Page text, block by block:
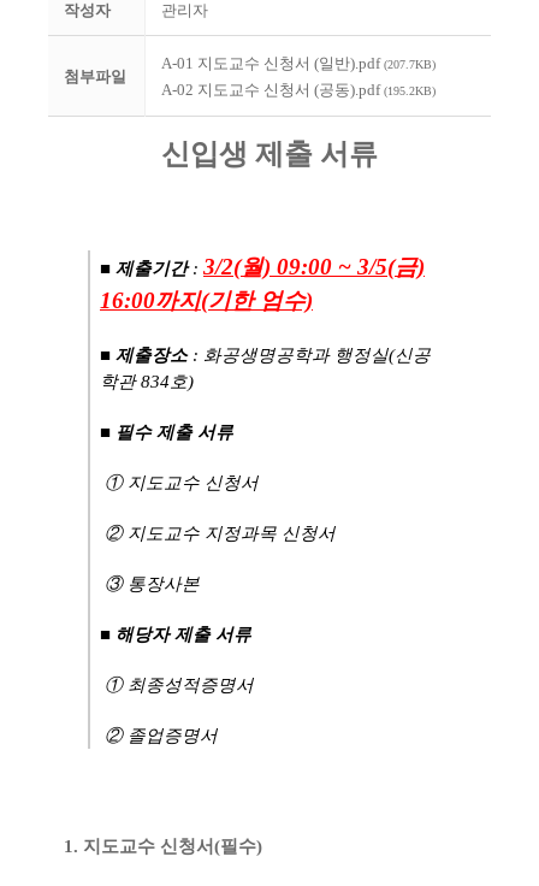
작성자 관리자
첨부파일
A-01 지도교수 신청서 (일반).pdf(207.7KB)
A-02 지도교수 신청서 (공동).pdf(195.2KB)
신입생 제출 서류
■ 제출기간: 3/2(월) 09:00 ~ 3/5(금)
16:00까지(기한 엄수)
■ 제출장소: 화공생명공학과 행정실(신공
학관 834호)
■ 필수 제출 서류
① 지도교수 신청서
② 지도교수 지정과목 신청서
③ 통장사본
■ 해당자 제출 서류
① 최종성적증명서
② 졸업증명서
1. 지도교수 신청서(필수)